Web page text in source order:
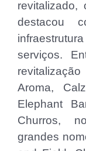
revitalizado,
destacou
serviços.
Aroma,
Elephant
Churros,
grandes